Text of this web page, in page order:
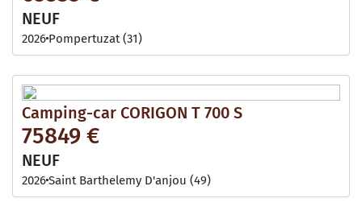
NEUF
2026 Pompertuzat (31)
Camping-car CORIGON T 700 S
75849 €
NEUF
2026Saint Barthelemy D'anjou (49)